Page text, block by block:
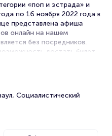
«поп и эстрада» и
по 16 ноября 2022 года в
представлена афиша
онлайн на нашем
без посредников.
достать билет
любимых
поп-музыка любима
запоминающиеся
Социалистический